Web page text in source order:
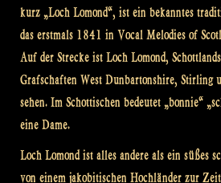
kurz „Loch Lomond“, ist ein bekanntes
das erstmals 1841 in Vocal Melodies of
Auf der Strecke ist Loch Lomond,
Grafschaften West Dunbartonshire, Stirling
sehen. Im Schottischen bedeutet „bonnie“
eine Dame.
Loch Lomond ist alles andere als ein süßes
von einem jakobitischen Hochländer zur